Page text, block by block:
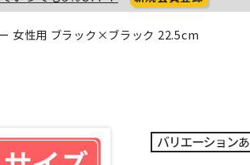
女性用 ブラック×ブラック 22.5cm